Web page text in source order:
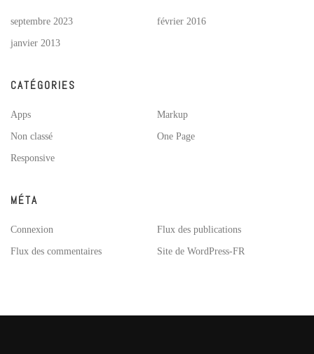
septembre 2023 février 2016
janvier 2013
CATÉGORIES
Apps Markup
Non classé One Page
Responsive
MÉTA
Connexion Flux des publications
Flux des commentaires Site de WordPress-FR